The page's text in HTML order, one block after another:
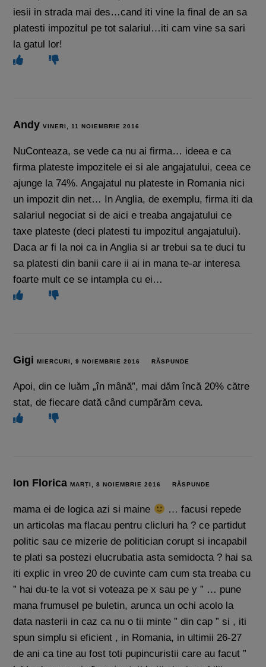
iesii in strada mai des…cand iti vine la final de an sa
platesti impozitul pe tot salariul…iti cam vine sa sari
la gatul lor!
AndyVINERI, 11 NOIEMBRIE 2016
NuConteaza, se vede ca nu ai firma… ideea e ca
firma plateste impozitele ei si ale angajatului, ceea ce
ajunge la 74%. Angajatul nu plateste in Romania nici
un impozit din net… In Anglia, de exemplu, firma iti da
salariul negociat si de aici e treaba angajatului ce
taxe plateste (deci platesti tu impozitul angajatului).
Daca ar fi la noi ca in Anglia si ar trebui sa te duci tu
sa platesti din banii care ii ai in mana te-ar interesa
foarte mult ce se intampla cu ei…
GigiMIERCURI, 9 NOIEMBRIE 2016 RĂSPUNDE
Apoi, din ce luăm „în mână”, mai dăm încă 20% către
stat, de fiecare dată când cumpărăm ceva.
Ion FloricaMARȚI, 8 NOIEMBRIE 2016 RĂSPUNDE
mama ei de logica azi si maine
… facusi repede
un articolas ma flacau pentru clicluri ha ? ce partidut
politic sau ce mizerie de politician corupt si incapabil
te plati sa postezi elucrubatia asta semidocta ? hai sa
iti explic in vreo 20 de cuvinte cam cum sta treaba cu
” hai du-te la vot si voteaza pe x sau pe y ” … pune
mana frumusel pe buletin, arunca un ochi acolo la
data nasterii in caz ca nu o tii minte ” din cap ” si , iti
spun simplu si eficient , in Romania, in ultimii 26-27
de ani ca tine au fost toti pupincuristii care au facut ”